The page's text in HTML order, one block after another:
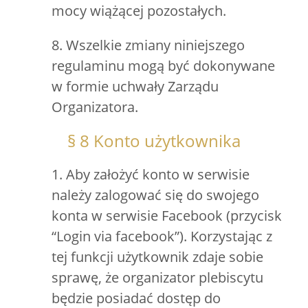
mocy wiążącej pozostałych.
8. Wszelkie zmiany niniejszego
regulaminu mogą być dokonywane
w formie uchwały Zarządu
Organizatora.
§ 8 Konto użytkownika
1. Aby założyć konto w serwisie
należy zalogować się do swojego
konta w serwisie Facebook (przycisk
“Login via facebook”). Korzystając z
tej funkcji użytkownik zdaje sobie
sprawę, że organizator plebiscytu
będzie posiadać dostęp do